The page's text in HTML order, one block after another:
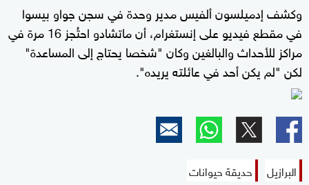
وكشف إدميلسون ألفيس مدير وحدة في سجن جواو بيسوا
في مقطع فيديو على إنستغرام، أن ماتشادو احتُجز 16 مرة في
مراكز للأحداث والبالغين وكان "شخصا يحتاج إلى المساعدة"
لكن "لم يكن أحد في عائلته يريده".
البرازيل حديقة حيوانات